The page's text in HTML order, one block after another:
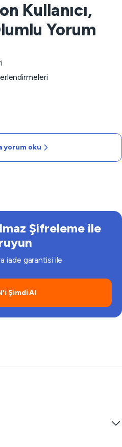
Kullanıcı,
Yorum
yorum oku
Şifreleme ile
iade garantisi ile
Şimdi Al